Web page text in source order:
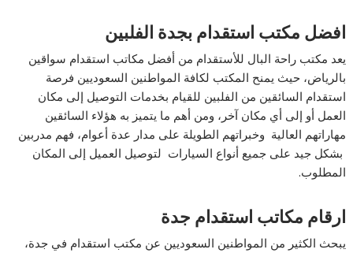
افضل مكتب استقدام بجدة الفلبين
يعد مكتب راحة البال للأستقدام من أفضل مكاتب استقدام سواقين
بالرياض، حيث يمنح المكتب لكافة المواطنين السعوديين فرصة
استقدام السائقين من الفلبين للقيام بخدمات التوصيل إلى مكان
العمل أو إلى أي مكان آخر، ومن أهم ما يتميز به هؤلاء السائقين
مهاراتهم العالية وخبراتهم الطويلة على مدار عدة أعوام، فهم مدربين
بشكل جيد على جميع أنواع السيارات لتوصيل العميل إلى المكان
المطلوب.
ارقام مكاتب استقدام جدة
يبحث الكثير من المواطنين السعوديين عن مكتب استقدام في جدة،